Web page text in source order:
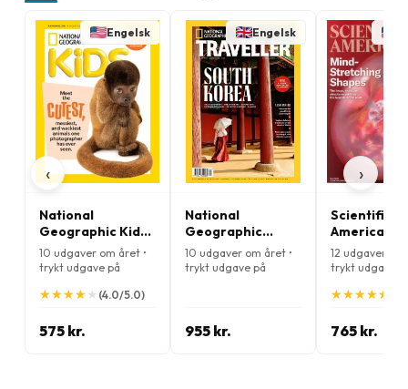
‹
Engelsk
National
Geographic Kids
Magazine
10 udgaver om året •
trykt udgave på
★
★★
★★
★★
★★
★ (4.0/5.0)
575 kr.
Engelsk
National
Geographic
Traveller
Magazine
10 udgaver om året •
trykt udgave på
955 kr.
Scientific
American
Magazine
12 udgaver om
trykt udgave
★
★★
★★
★★
★★
★
765 kr.
›